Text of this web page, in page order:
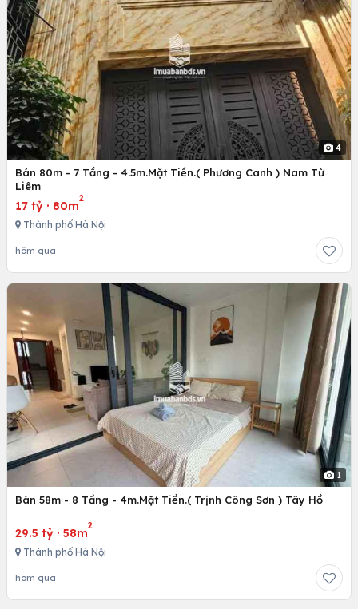
4
Bán 80m - 7 Tầng - 4.5m.Mặt Tiền.( Phương Canh ) Nam Từ
Liêm
17 tỷ · 80m
2
Thành phố Hà Nội
hôm qua
1
Bán 58m - 8 Tầng - 4m.Mặt Tiền.( Trịnh Công Sơn ) Tây Hồ
29.5 tỷ · 58m
2
Thành phố Hà Nội
hôm qua